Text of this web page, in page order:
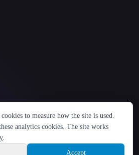
Русский 简体中文
有权利。
to measure how the site is used.
analytics cookies. The site works
.
Accept